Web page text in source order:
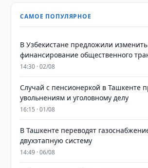
САМОЕ ПОПУЛЯРНОЕ
В Узбекистане предложили изменить
финансирование общественного
14:30 · 02/08
Случай с пенсионеркой в Ташкенте
увольнениям и уголовному делу
16:15 · 01/08
В Ташкенте переводят
двухэтапную систему
14:49 · 06/08